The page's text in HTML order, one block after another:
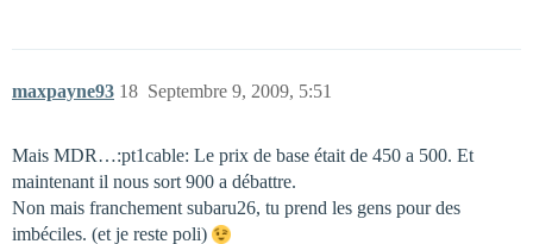
maxpayne93 Septembre 9, 2009, 5:51
18
Mais MDR…:pt1cable: Le prix de base était de 450 a 500. Et
maintenant il nous sort 900 a débattre.
Non mais franchement subaru26, tu prend les gens pour des
imbéciles. (et je reste poli)